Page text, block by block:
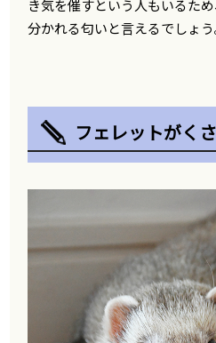
き気を催すという人もいるた
分かれる匂いと言えるでしょう
フェレットがく